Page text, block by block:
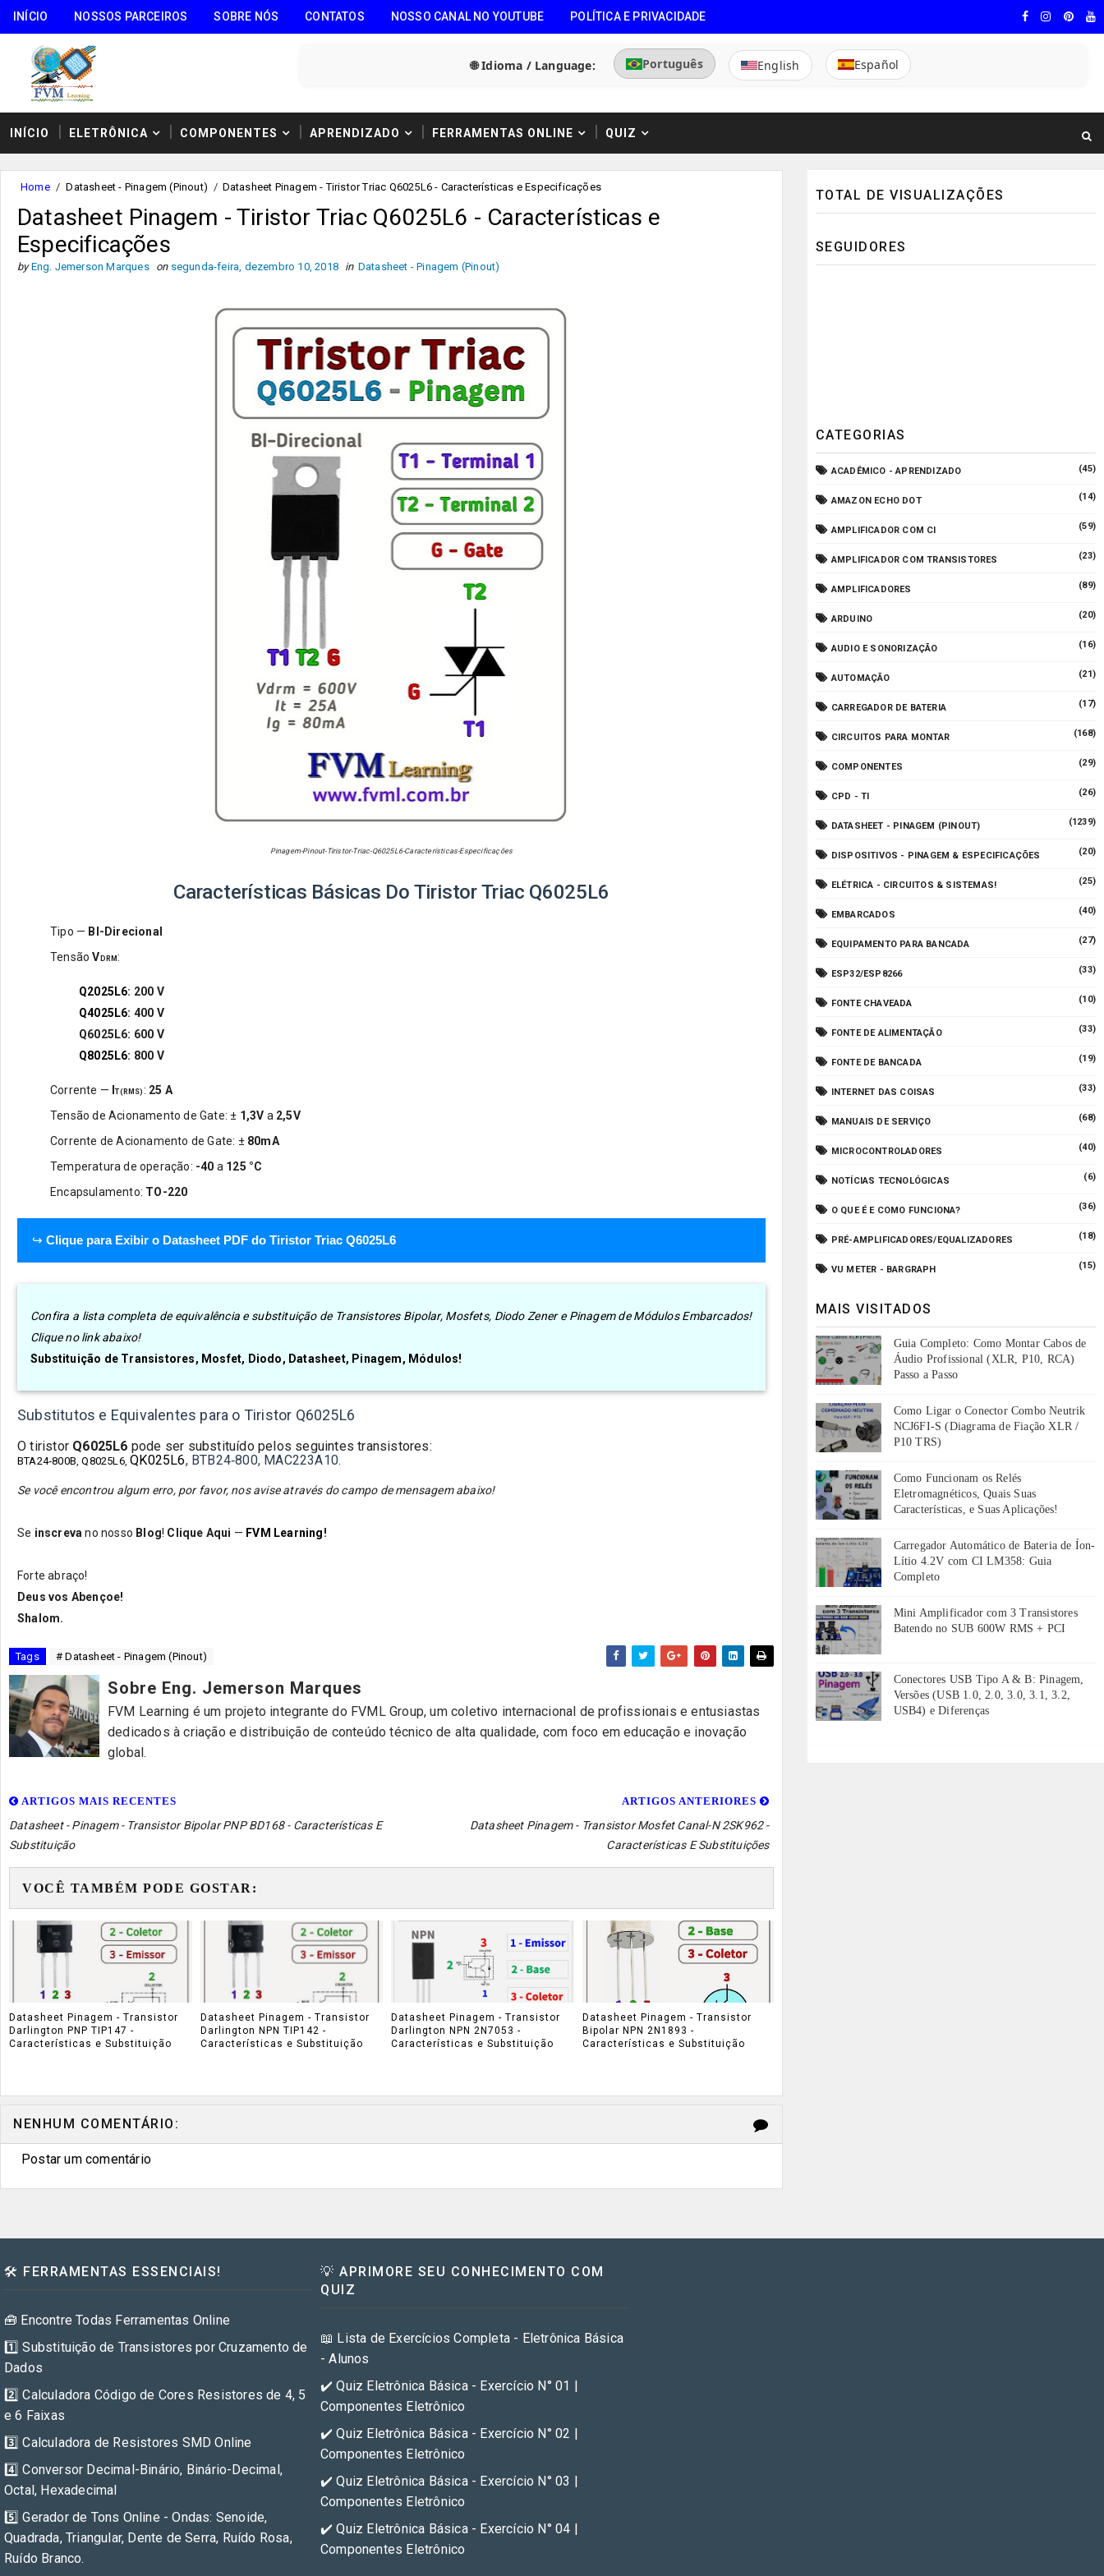
INÍCIO NOSSOS PARCEIROS SOBRE NÓS CONTATOS NOSSO CANAL NO YOUTUBE POLÍTICA E PRIVACIDADE
🌐 Idioma / Language: Português English Español
INÍCIO ELETRÔNICA COMPONENTES APRENDIZADO FERRAMENTAS ONLINE QUIZ
Home / Datasheet - Pinagem (Pinout) / Datasheet Pinagem - Tiristor Triac Q6025L6 - Características e Especificações
Datasheet Pinagem - Tiristor Triac Q6025L6 - Características e
Especificações
by Eng. Jemerson Marques on segunda-feira, dezembro 10, 2018 in Datasheet - Pinagem (Pinout)
Pinagem-Pinout-Tiristor-Triac-Q6025L6-Características-Especificações
Características Básicas Do Tiristor Triac Q6025L6
Tipo — BI-Direcional
TensãoV DRM:
Q2025L6: 200 V
Q4025L6: 400 V
Q6025L6: 600 V
Q8025L6: 800 V
Corrente — IT(RMS) : 25 A
Tensão de Acionamento de Gate: ± 1,3V a 2,5V
Corrente de Acionamento de Gate: ± 80mA
Temperatura de operação: -40 a 125 °C
Encapsulamento: TO-220
↪ Clique para Exibir o Datasheet PDF do Tiristor Triac Q6025L6
Confira a lista completa de equivalência e substituição de Transistores Bipolar, Mosfets, Diodo Zener e Pinagem de Módulos Embarcados!
Clique no link abaixo!
Substituição de Transistores, Mosfet, Diodo, Datasheet, Pinagem, Módulos!
Substitutos e Equivalentes para o Tiristor Q6025L6
O tiristor Q6025L6 pode ser substituído pelos seguintes transistores:
BTA24‑800B, Q8025L6,QK025L6, BTB24‑800, MAC223A10.
Se você encontrou algum erro, por favor, nos avise através do campo de mensagem abaixo!
Se inscrevano nosso Blog! Clique Aqui — FVM Learning!
Forte abraço!
Deus vos Abençoe!
Shalom.
Tags # Datasheet - Pinagem (Pinout)
Sobre Eng. Jemerson Marques
FVM Learning é um projeto integrante do FVML Group, um coletivo internacional de profissionais e entusiastas
dedicados à criação e distribuição de conteúdo técnico de alta qualidade, com foco em educação e inovação
global.
ARTIGOS MAIS RECENTES
Datasheet - Pinagem - Transistor Bipolar PNP BD168 - Características E
Substituição
ARTIGOS ANTERIORES
Datasheet Pinagem - Transistor Mosfet Canal-N 2SK962 -
Características E Substituições
VOCÊ TAMBÉM PODE GOSTAR:
Datasheet Pinagem - Transistor
Darlington PNP TIP147 -
Características e Substituição
Datasheet Pinagem - Transistor
Darlington NPN TIP142 -
Características e Substituição
Datasheet Pinagem - Transistor
Darlington NPN 2N7053 -
Características e Substituição
Datasheet Pinagem - Transistor
Bipolar NPN 2N1893 -
Características e Substituição
NENHUM COMENTÁRIO:
Postar um comentário
TOTAL DE VISUALIZAÇÕES
SEGUIDORES
CATEGORIAS
ACADÊMICO - APRENDIZADO (45)
AMAZON ECHO DOT (14)
AMPLIFICADOR COM CI (59)
AMPLIFICADOR COM TRANSISTORES (23)
AMPLIFICADORES (89)
ARDUINO (20)
AUDIO E SONORIZAÇÃO (16)
AUTOMAÇÃO (21)
CARREGADOR DE BATERIA (17)
CIRCUITOS PARA MONTAR (168)
COMPONENTES (29)
CPD - TI (26)
DATASHEET - PINAGEM (PINOUT) (1239)
DISPOSITIVOS - PINAGEM & ESPECIFICAÇÕES (20)
ELÉTRICA - CIRCUITOS & SISTEMAS! (25)
EMBARCADOS (40)
EQUIPAMENTO PARA BANCADA (27)
ESP32/ESP8266 (33)
FONTE CHAVEADA (10)
FONTE DE ALIMENTAÇÃO (33)
FONTE DE BANCADA (19)
INTERNET DAS COISAS (33)
MANUAIS DE SERVIÇO (68)
MICROCONTROLADORES (40)
NOTÍCIAS TECNOLÓGICAS (6)
O QUE É E COMO FUNCIONA? (36)
PRÉ-AMPLIFICADORES/EQUALIZADORES (18)
VU METER - BARGRAPH (15)
MAIS VISITADOS
Guia Completo: Como Montar Cabos de
Áudio Profissional (XLR, P10, RCA)
Passo a Passo
Como Ligar o Conector Combo Neutrik
NCJ6FI-S (Diagrama de Fiação XLR /
P10 TRS)
Como Funcionam os Relés
Eletromagnéticos, Quais Suas
Características, e Suas Aplicações!
Carregador Automático de Bateria de Íon-
Lítio 4.2V com CI LM358: Guia
Completo
Mini Amplificador com 3 Transistores
Batendo no SUB 600W RMS + PCI
Conectores USB Tipo A & B: Pinagem,
Versões (USB 1.0, 2.0, 3.0, 3.1, 3.2,
USB4) e Diferenças
🛠️ FERRAMENTAS ESSENCIAIS!
🧰 Encontre Todas Ferramentas Online
1️⃣ Substituição de Transistores por Cruzamento de
Dados
2️⃣ Calculadora Código de Cores Resistores de 4, 5
e 6 Faixas
3️⃣ Calculadora de Resistores SMD Online
4️⃣ Conversor Decimal-Binário, Binário-Decimal,
Octal, Hexadecimal
5️⃣ Gerador de Tons Online - Ondas: Senoide,
Quadrada, Triangular, Dente de Serra, Ruído Rosa,
Ruído Branco.
💡 APRIMORE SEU CONHECIMENTO COM
QUIZ
📖 Lista de Exercícios Completa - Eletrônica Básica
- Alunos
✔️ Quiz Eletrônica Básica - Exercício N° 01 |
Componentes Eletrônico
✔️ Quiz Eletrônica Básica - Exercício N° 02 |
Componentes Eletrônico
✔️ Quiz Eletrônica Básica - Exercício N° 03 |
Componentes Eletrônico
✔️ Quiz Eletrônica Básica - Exercício N° 04 |
Componentes Eletrônico